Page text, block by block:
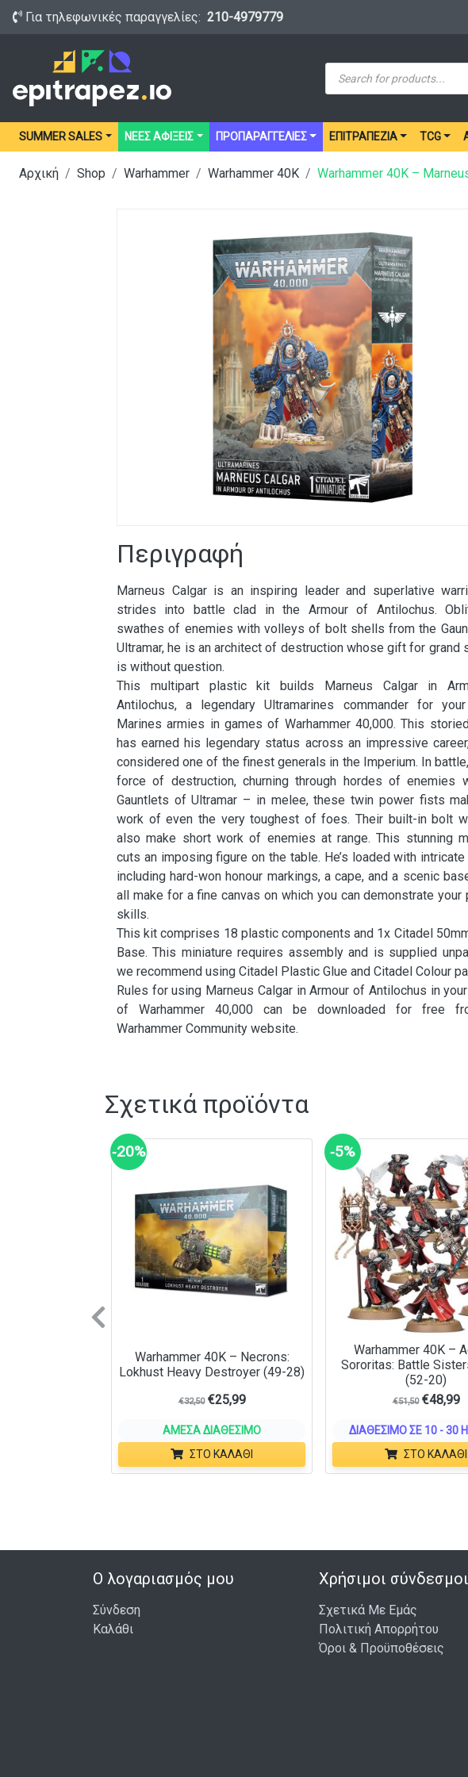
Για τηλεφωνικές παραγγελίες: 210-4979779
Products
search
SUMMER SALES ΝΕΕΣ ΑΦΙΞΕΙΣ ΠΡΟΠΑΡΑΓΓΕΛΙΕΣ ΕΠΙΤΡΑΠΈΖΙΑ TCG
Αρχική Shop Warhammer Warhammer 40K Warhammer 40K –
Περιγραφή
Marneus Calgar is an inspiring leader and superlative
strides into battle clad in the Armour of Antilochus.
swathes of enemies with volleys of bolt shells from the
Ultramar, he is an architect of destruction whose gift for grand
is without question.
This multipart plastic kit builds Marneus Calgar in
Antilochus, a legendary Ultramarines commander for
Marines armies in games of Warhammer 40,000. This
has earned his legendary status across an impressive
considered one of the finest generals in the Imperium. In
force of destruction, churning through hordes of enemies
Gauntlets of Ultramar – in melee, these twin power fists
work of even the very toughest of foes. Their built-in bolt
also make short work of enemies at range. This stunning
cuts an imposing figure on the table. He’s loaded with
including hard-won honour markings, a cape, and a scenic
all make for a fine canvas on which you can demonstrate your
skills.
This kit comprises 18 plastic components and 1x Citadel
Base. This miniature requires assembly and is supplied
we recommend using Citadel Plastic Glue and Citadel Colour
Rules for using Marneus Calgar in Armour of Antilochus in
of Warhammer 40,000 can be downloaded for free
Warhammer Community website.
Σχετικά προϊόντα
‑20%
Warhammer 40K – Necrons:
Lokhust Heavy Destroyer (49-28)
€32,50 €25,99
ΆΜΕΣΑ ΔΙΑΘΈΣΙΜΟ
ΣΤΟ ΚΑΛΆΘΙ
‑5%
Warhammer 40K –
Sororitas: Battle
(52-20)
€51,50 €48,99
ΔΙΑΘΈΣΙΜΟ ΣΕ 10 - 30
ΣΤΟ ΚΑΛΆΘΙ
Previous
Ο λογαριασμός μου
Σύνδεση
Καλάθι
Χρήσιμοι σύνδεσμοι
Σχετικά Με Εμάς
Πολιτική Απορρήτου
Όροι & Προϋποθέσεις